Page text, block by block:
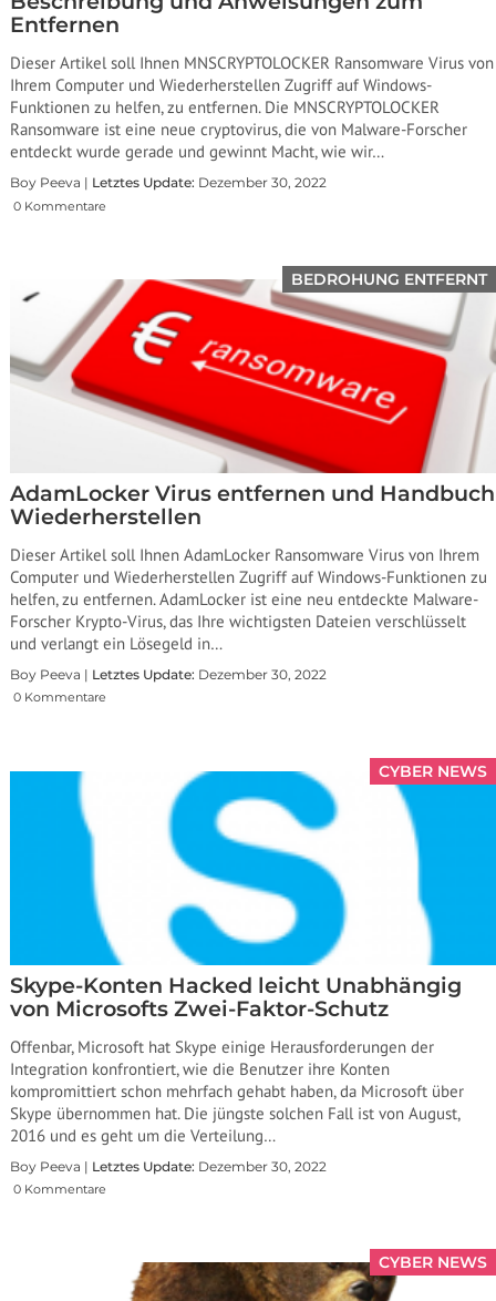
Entfernen
Dieser Artikel soll Ihnen MNSCRYPTOLOCKER Ransomware Virus von
Ihrem Computer und Wiederherstellen Zugriff auf Windows-
Funktionen zu helfen, zu entfernen. Die MNSCRYPTOLOCKER
Ransomware ist eine neue cryptovirus, die von Malware-Forscher
entdeckt wurde gerade und gewinnt Macht, wie wir…
Boy Peeva | Letztes Update: Dezember 30, 2022
0 Kommentare
BEDROHUNG ENTFERNT
AdamLocker Virus entfernen und Handbuch
Wiederherstellen
Dieser Artikel soll Ihnen AdamLocker Ransomware Virus von Ihrem
Computer und Wiederherstellen Zugriff auf Windows-Funktionen zu
helfen, zu entfernen. AdamLocker ist eine neu entdeckte Malware-
Forscher Krypto-Virus, das Ihre wichtigsten Dateien verschlüsselt
und verlangt ein Lösegeld in…
Boy Peeva | Letztes Update: Dezember 30, 2022
0 Kommentare
CYBER NEWS
Skype-Konten Hacked leicht Unabhängig
von Microsofts Zwei-Faktor-Schutz
Offenbar, Microsoft hat Skype einige Herausforderungen der
Integration konfrontiert, wie die Benutzer ihre Konten
kompromittiert schon mehrfach gehabt haben, da Microsoft über
Skype übernommen hat. Die jüngste solchen Fall ist von August,
2016 und es geht um die Verteilung…
Boy Peeva | Letztes Update: Dezember 30, 2022
0 Kommentare
CYBER NEWS